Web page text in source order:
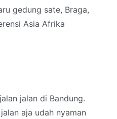
gedung sate, Braga,
Asia Afrika
jalan di Bandung.
aja udah nyaman